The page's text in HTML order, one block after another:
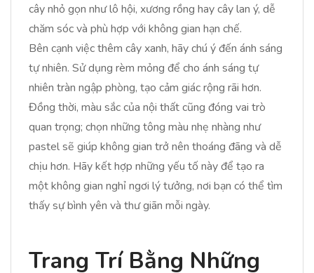
cây nhỏ gọn như lô hội, xương rồng hay cây lan ý, dễ
chăm sóc và phù hợp với không gian hạn chế.
Bên cạnh việc thêm cây xanh, hãy chú ý đến ánh sáng
tự nhiên. Sử dụng rèm mỏng để cho ánh sáng tự
nhiên tràn ngập phòng, tạo cảm giác rộng rãi hơn.
Đồng thời, màu sắc của nội thất cũng đóng vai trò
quan trọng; chọn những tông màu nhẹ nhàng như
pastel sẽ giúp không gian trở nên thoáng đãng và dễ
chịu hơn. Hãy kết hợp những yếu tố này để tạo ra
một không gian nghỉ ngơi lý tưởng, nơi bạn có thể tìm
thấy sự bình yên và thư giãn mỗi ngày.
Trang Trí Bằng Những